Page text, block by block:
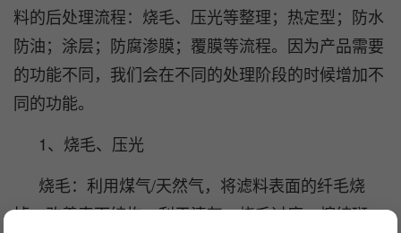
料的后处理流程：烧毛、压光等整理；热定型；防水
防油；涂层；防腐渗膜；覆膜等流程。因为产品需要
的功能不同，我们会在不同的处理阶段的时候增加不
同的功能。
1、烧毛、压光
烧毛：利用煤气/天然气，将滤料表面的纤毛烧
掉，改善表面结构，利于清灰；烧毛过度，熔结斑